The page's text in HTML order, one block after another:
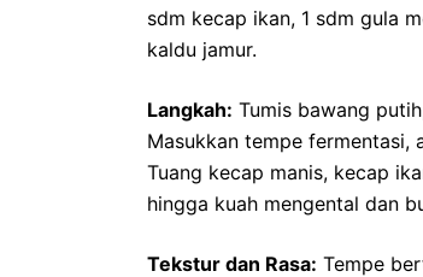
sdm kecap ikan, 1 sdm gula
kaldu jamur.
Langkah: Tumis bawang
Masukkan tempe fermentasi,
Tuang kecap manis, kecap
hingga kuah mengental dan
Tekstur dan Rasa: Tempe